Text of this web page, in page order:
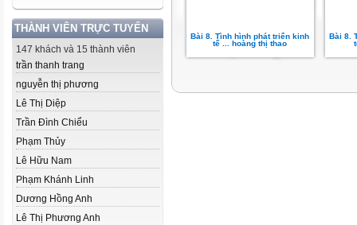
THÀNH VIÊN TRỰC TUYẾN
147 khách và 15 thành viên
trần thanh trang
nguyễn thị phương
Lê Thị Diệp
Trần Đình Chiểu
Phạm Thủy
Lê Hữu Nam
Phạm Khánh Linh
Dương Hồng Anh
Lê Thị Phương Anh
Bài 8. Tình hình phát triển kinh
tế ... hoàng thị thao
Bài 8.